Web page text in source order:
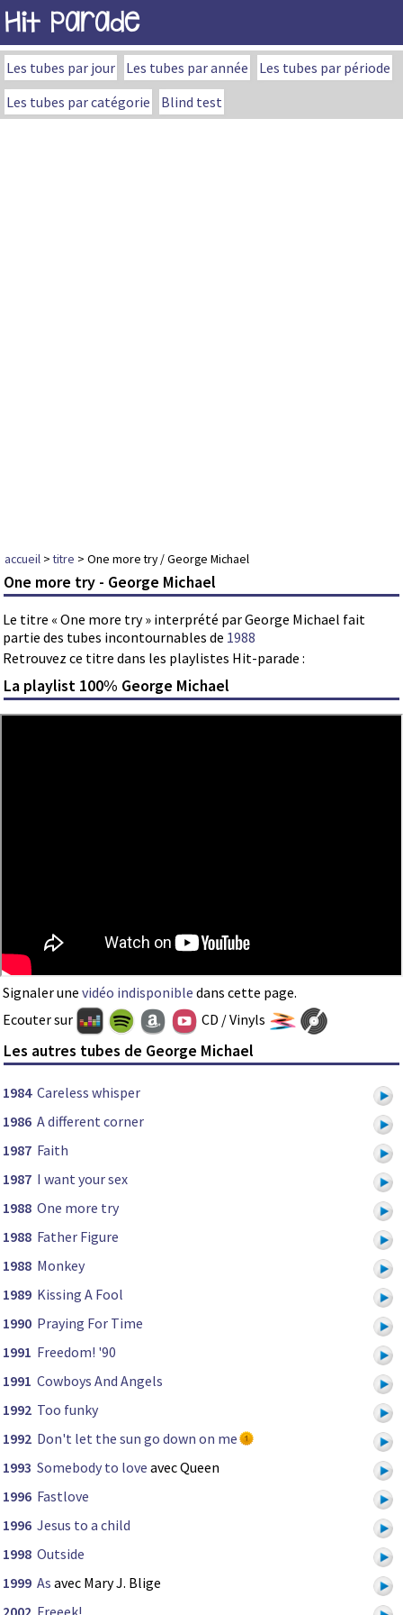
Hit Parade
Les tubes par jour Les tubes par année
Les tubes par période
Les tubes par catégorie
Blind test
accueil >titre > One more try / George Michael
One more try - George Michael
Le titre « One more try » interprété par George Michael fait
partie des tubes incontournables de 1988
Retrouvez ce titre dans les playlistes Hit-parade :
La playlist 100% George Michael
Signaler une vidéo indisponible dans cette page.
Ecouter sur
CD / Vinyls
Les autres tubes de George Michael
1984 Careless whisper
1986 A different corner
1987 Faith
1987 I want your sex
1988 One more try
1988 Father Figure
1988 Monkey
1989 Kissing A Fool
1990 Praying For Time
1991 Freedom! '90
1991 Cowboys And Angels
1992 Too funky
1992 Don't let the sun go down on me
1993 Somebody to love avec Queen
1996 Fastlove
1996 Jesus to a child
1998 Outside
1999 As avec Mary J. Blige